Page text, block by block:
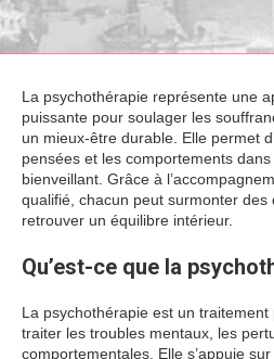
La psychothérapie représente une
puissante pour soulager les
un mieux-être durable. Elle permet
pensées et les comportements
bienveillant. Grâce à
qualifié, chacun peut surmonter des
retrouver un équilibre intérieur.
Qu’est-ce que la
La psychothérapie est un
traiter les troubles mentaux, les
comportementales. Elle s’appuie